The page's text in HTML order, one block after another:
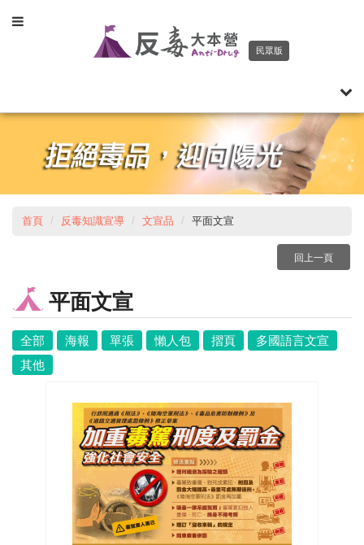
Toggle
民眾版
首頁 反毒知識宣導 文宣品 平面文宣
回上一頁
平面文宣
全部 海報 單張 懶人包 摺頁
多國語言文宣
其他